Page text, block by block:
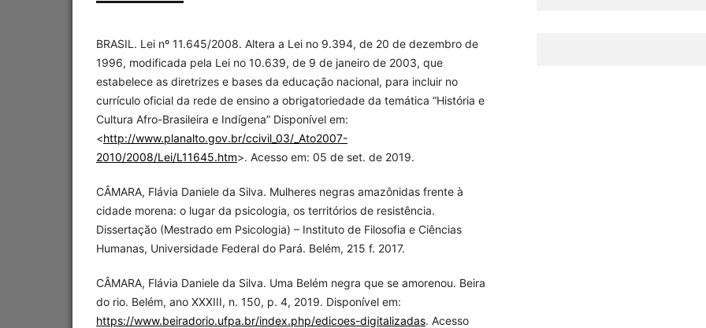
BRASIL. Lei nº 11.645/2008. Altera a Lei no 9.394, de 20 de dezembro de
1996, modificada pela Lei no 10.639, de 9 de janeiro de 2003, que
estabelece as diretrizes e bases da educação nacional, para incluir no
currículo oficial da rede de ensino a obrigatoriedade da temática “História e
Cultura Afro-Brasileira e Indígena” Disponível em:
<http://www.planalto.gov.br/ccivil_03/_Ato2007-
2010/2008/Lei/L11645.htm>. Acesso em: 05 de set. de 2019.
CÂMARA, Flávia Daniele da Silva. Mulheres negras amazônidas frente à
cidade morena: o lugar da psicologia, os territórios de resistência.
Dissertação (Mestrado em Psicologia) – Instituto de Filosofia e Ciências
Humanas, Universidade Federal do Pará. Belém, 215 f. 2017.
CÂMARA, Flávia Daniele da Silva. Uma Belém negra que se amorenou. Beira
do rio. Belém, ano XXXIII, n. 150, p. 4, 2019. Disponível em:
https://www.beiradorio.ufpa.br/index.php/edicoes-digitalizadas. Acesso